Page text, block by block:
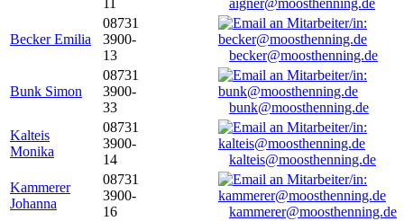
aigner@moosthenning.de
Becker Emilia
08731
3900-
13
becker@moosthenning.de
Bunk Simon
08731
3900-
33
bunk@moosthenning.de
Kalteis
Monika
08731
3900-
14
kalteis@moosthenning.de
Kammerer
Johanna
08731
3900-
16
kammerer@moosthenning.de